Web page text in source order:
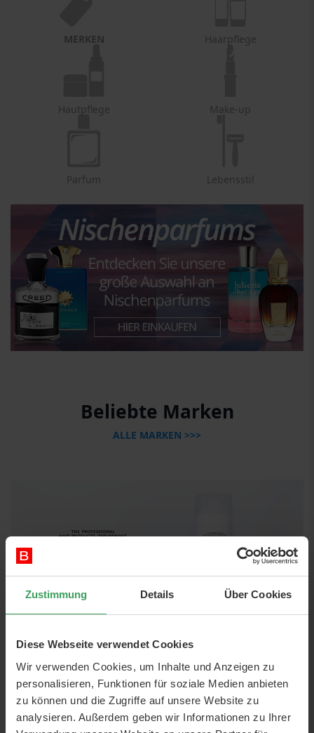
Zustimmung Details Über Cookies
Diese Webseite verwendet Cookies
Wir verwenden Cookies, um Inhalte und Anzeigen zu
personalisieren, Funktionen für soziale Medien anbieten
zu können und die Zugriffe auf unsere Website zu
analysieren. Außerdem geben wir Informationen zu Ihrer
MERKEN Haarpflege
Hautpflege Make-up
Parfum Lebensstil
Beliebte Marken
ALLE MARKEN >>>